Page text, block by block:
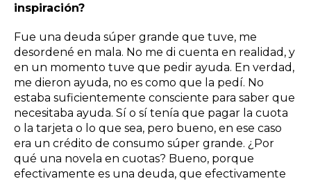
inspiración?
Fue una deuda súper grande que tuve, me
desordené en mala. No me di cuenta en realidad, y
en un momento tuve que pedir ayuda. En verdad,
me dieron ayuda, no es como que la pedí. No
estaba suficientemente consciente para saber que
necesitaba ayuda. Sí o sí tenía que pagar la cuota
o la tarjeta o lo que sea, pero bueno, en ese caso
era un crédito de consumo súper grande. ¿Por
qué una novela en cuotas? Bueno, porque
efectivamente es una deuda, que efectivamente